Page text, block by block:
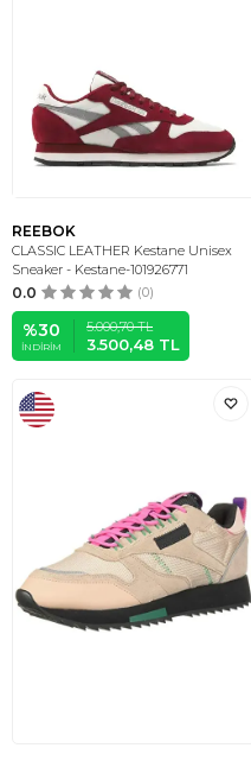
REEBOK
CLASSIC LEATHER Kestane Unisex
Sneaker - Kestane-101926771
0.0 (0)
%30
İNDIRIM
5.000,70TL
3.500,48 TL